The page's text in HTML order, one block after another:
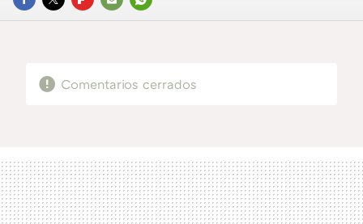
FACEBOOK
TWITTERFLIPBOARD
E-
WHATSAPP
Comentarios cerrados